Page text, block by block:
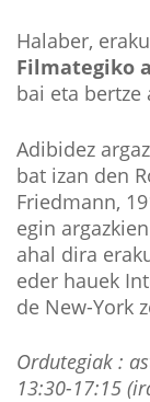
Halaber,
Filmategiko
bai eta
Adibidez
bat izan den
Friedmann,
egin
ahal dira
eder hauek
de New-York
Ordutegiak :
13:30-17:15